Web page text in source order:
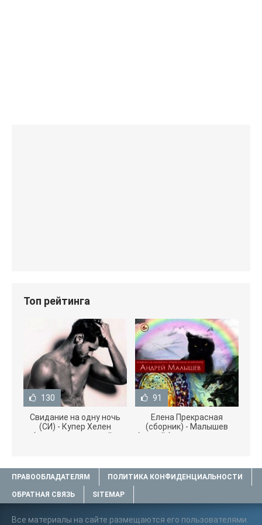
Топ рейтинга
130
Свидание на одну ночь
(СИ) - Купер Хелен
(читать книги онлайн
91
Елена Прекрасная
(сборник) - Малышев
Андрей (книги полностью
ПРАВООБЛАДАТЕЛЯМ ПОЛИТИКА КОНФИДЕНЦИАЛЬНОСТИ
ОБРАТНАЯ СВЯЗЬ SITEMAP
Все материалы на сайте размещаются его пользователями.